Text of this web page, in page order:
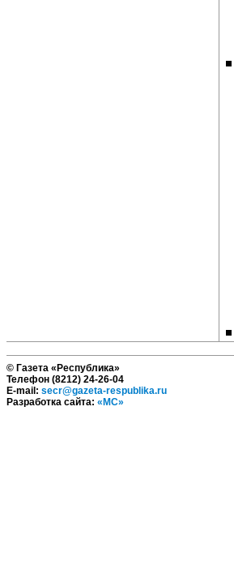
© Газета «Республика»
Телефон (8212) 24-26-04
E-mail: secr@gazeta-respublika.ru
Разработка сайта: «МС»